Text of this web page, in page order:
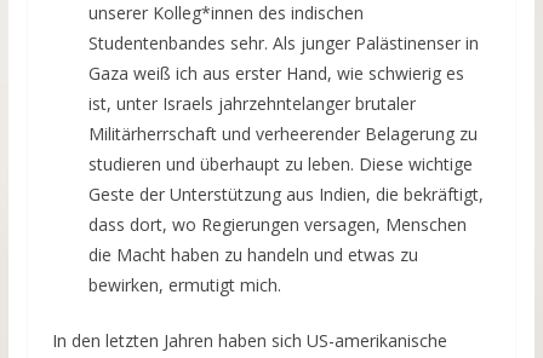
unserer Kolleg*innen des indischen
Studentenbandes sehr. Als junger Palästinenser in
Gaza weiß ich aus erster Hand, wie schwierig es
ist, unter Israels jahrzehntelanger brutaler
Militärherrschaft und verheerender Belagerung zu
studieren und überhaupt zu leben. Diese wichtige
Geste der Unterstützung aus Indien, die bekräftigt,
dass dort, wo Regierungen versagen, Menschen
die Macht haben zu handeln und etwas zu
bewirken, ermutigt mich.
In den letzten Jahren haben sich US-amerikanische